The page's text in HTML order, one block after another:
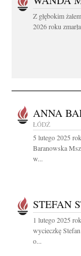
Z głębokim
2026 roku
ANNA
ŁÓDŹ
5 lutego 2025
Baranowska
w...
STEFAN
1 lutego 2025
wycieczkę
o...